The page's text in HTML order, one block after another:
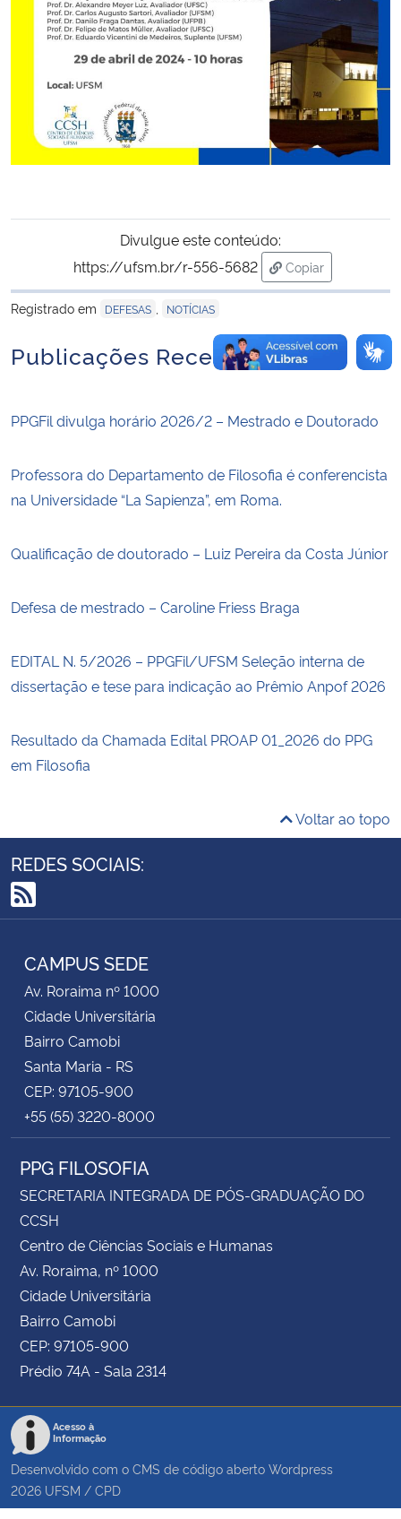
Banco Central do Brasil
Divulgue este conteúdo:
https://ufsm.br/r-556-5682
Copiar
para área de
Registrado em
DEFESAS NOTÍCIAS
Publicações Recentes
PPGFil divulga horário 2026/2 – Mestrado e Doutorado
Professora do Departamento de Filosofia é conferencista
na Universidade “La Sapienza”, em Roma.
Qualificação de doutorado – Luiz Pereira da Costa Júnior
Defesa de mestrado – Caroline Friess Braga
EDITAL N. 5/2026 – PPGFil/UFSM Seleção interna de
dissertação e tese para indicação ao Prêmio Anpof 2026
Resultado da Chamada Edital PROAP 01_2026 do PPG
em Filosofia
Voltar ao topo
REDES SOCIAIS:
RSS
CAMPUS SEDE
Av. Roraima nº 1000
Cidade Universitária
Bairro Camobi
Santa Maria - RS
CEP: 97105-900
+55 (55) 3220-8000
PPG FILOSOFIA
SECRETARIA INTEGRADA DE PÓS-GRADUAÇÃO DO
CCSH
Centro de Ciências Sociais e Humanas
Av. Roraima, nº 1000
Cidade Universitária
Bairro Camobi
CEP: 97105-900
Prédio 74A - Sala 2314
Acesso à
Informação
Desenvolvido com o CMS de código aberto Wordpress
2026 UFSM / CPD